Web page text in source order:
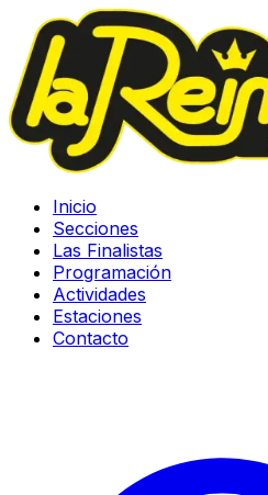
Inicio
Secciones
Las Finalistas
Programación
Actividades
Estaciones
Contacto